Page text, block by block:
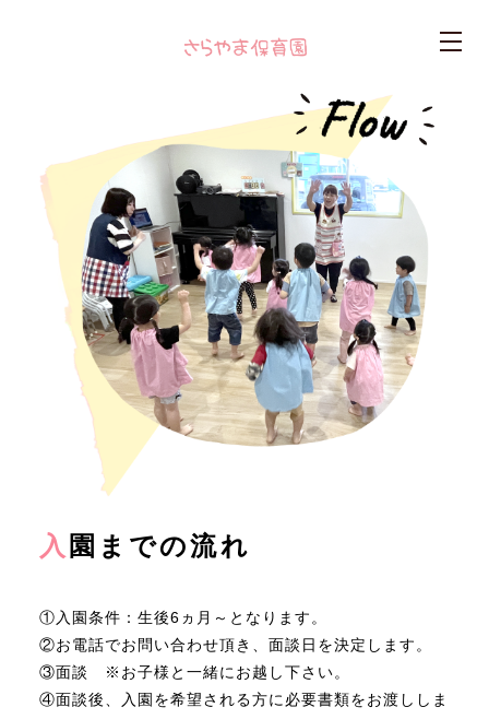
入 園までの流れ
①入園条件：生後6ヵ月～となります。
②お電話でお問い合わせ頂き、面談日を決定します。
③面談 ※お子様と一緒にお越し下さい。
④面談後、入園を希望される方に必要書類をお渡ししま